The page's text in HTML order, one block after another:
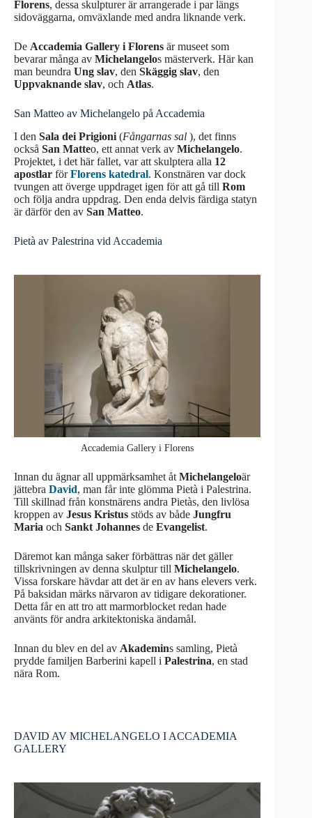
Florens, dessa skulpturer är arrangerade i par längs
sidoväggarna, omväxlande med andra liknande verk.
De Accademia Gallery i Florens är museet som
bevarar många av Michelangelos mästerverk. Här kan
man beundra Ung slav, den Skäggig slav, den
Uppvaknande slav, och Atlas.
San Matteo av Michelangelo på Accademia
I den Sala dei Prigioni (Fångarnas sal ), det finns
också San Matteo, ett annat verk av Michelangelo.
Projektet, i det här fallet, var att skulptera alla 12
apostlar förFlorens katedral. Konstnären var dock
tvungen att överge uppdraget igen för att gå till Rom
och följa andra uppdrag. Den enda delvis färdiga statyn
är därför den av San Matteo.
Pietà av Palestrina vid Accademia
Accademia Gallery i Florens
Innan du ägnar all uppmärksamhet åt Michelangeloär
jättebra David, man får inte glömma Pietà i Palestrina.
Till skillnad från konstnärens andra Pietàs, den livlösa
kroppen av Jesus Kristus stöds av både Jungfru
Maria och Sankt Johannes de Evangelist.
Däremot kan många saker förbättras när det gäller
tillskrivningen av denna skulptur till Michelangelo.
Vissa forskare hävdar att det är en av hans elevers verk.
På baksidan märks närvaron av tidigare dekorationer.
Detta får en att tro att marmorblocket redan hade
använts för andra arkitektoniska ändamål.
Innan du blev en del av Akademins samling, Pietà
prydde familjen Barberini kapell i Palestrina, en stad
nära Rom.
DAVID AV MICHELANGELO I ACCADEMIA
GALLERY